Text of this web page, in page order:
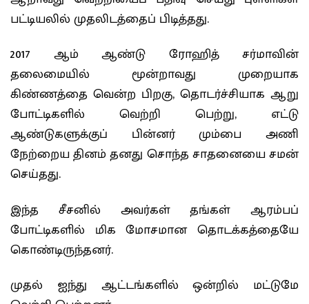
பட்டியலில் முதலிடத்தைப் பிடித்தது.
2017 ஆம் ஆண்டு ரோஹித் சர்மாவின்
தலைமையில் மூன்றாவது முறையாக
கிண்ணத்தை வென்ற பிறகு, தொடர்ச்சியாக ஆறு
போட்டிகளில் வெற்றி பெற்று, எட்டு
ஆண்டுகளுக்குப் பின்னர் மும்பை அணி
நேற்றைய தினம் தனது சொந்த சாதனையை சமன்
செய்தது.
இந்த சீசனில் அவர்கள் தங்கள் ஆரம்பப்
போட்டிகளில் மிக மோசமான தொடக்கத்தையே
கொண்டிருந்தனர்.
முதல் ஐந்து ஆட்டங்களில் ஒன்றில் மட்டுமே